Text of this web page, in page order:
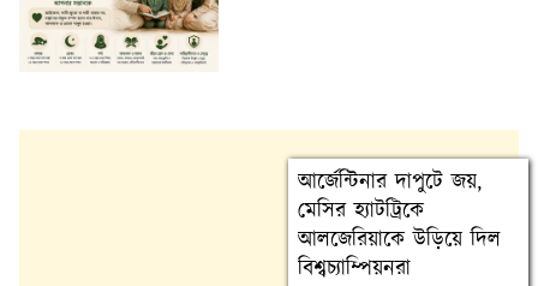
আর্জেন্টিনার দাপুটে জয়,
মেসির হ্যাটট্রিকে
আলজেরিয়াকে উড়িয়ে দিল
বিশ্বচ্যাম্পিয়নরা